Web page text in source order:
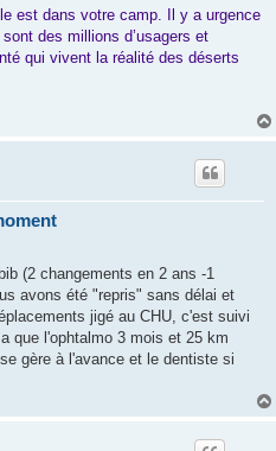
est dans votre camp. Il y a urgence
des millions d’usagers et
qui vivent la réalité des déserts
(2 changements en 2 ans -1
avons été "repris" sans délai et
jigé au CHU, c'est suivi
que l'ophtalmo 3 mois et 25 km
gère à l'avance et le dentiste si